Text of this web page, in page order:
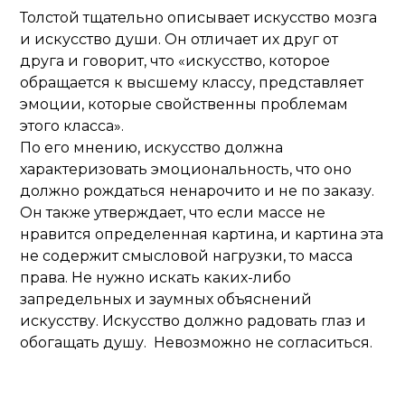
Толстой тщательно описывает искусство мозга
и искусство души. Он отличает их друг от
друга и говорит, что «искусство, которое
обращается к высшему классу, представляет
эмоции, которые свойственны проблемам
этого класса».
По его мнению, искусство должна
характеризовать эмоциональность, что оно
должно рождаться ненарочито и не по заказу.
Он также утверждает, что если массе не
нравится определенная картина, и картина эта
не содержит смысловой нагрузки, то масса
права. Не нужно искать каких-либо
запредельных и заумных объяснений
искусству. Искусство должно радовать глаз и
обогащать душу. Невозможно не согласиться.